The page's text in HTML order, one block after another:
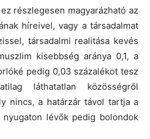
részlegesen magyarázható az
híreivel, vagy a társadalmat
társadalmi realitása kevés
kisebbség aránya 0,1, a
pedig 0,03 százalékot tesz
láthatatlan közösségről
nincs, a határzár távol tartja a
lévők pedig bolondok